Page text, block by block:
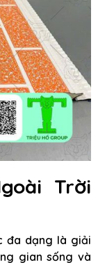
Trời
đa dạng là giải
gian sống và